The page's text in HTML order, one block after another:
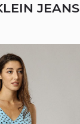
JEANS